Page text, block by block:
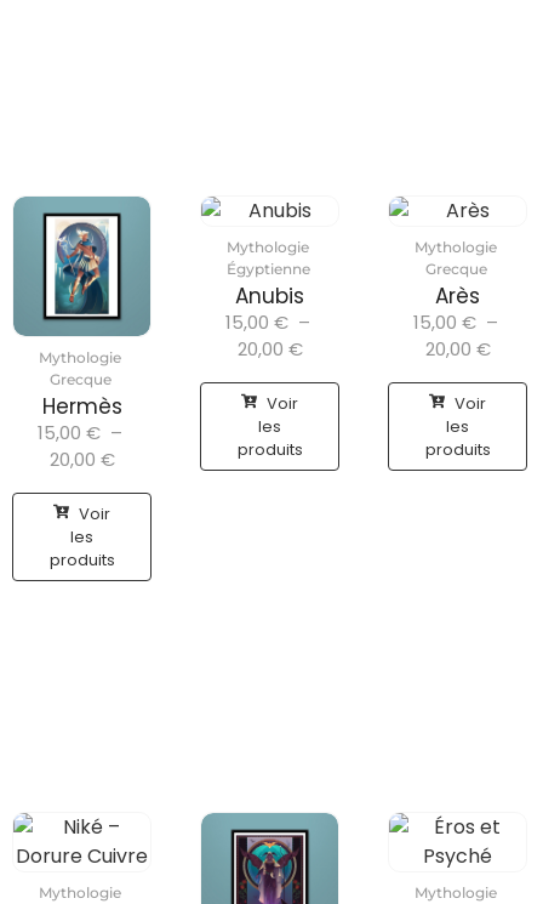
Mythologie
Grecque
Hermès
15,00 € –
20,00 €
Voir
les
produits
Mythologie
Égyptienne
Anubis
15,00 € –
20,00 €
Voir
les
produits
Mythologie
Grecque
Arès
15,00 € –
20,00 €
Voir
les
produits
Mythologie
Mythologie